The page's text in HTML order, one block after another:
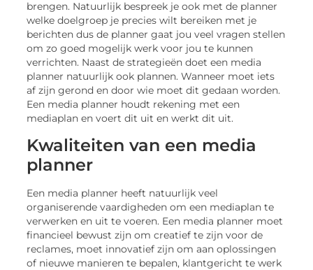
brengen. Natuurlijk bespreek je ook met de planner
welke doelgroep je precies wilt bereiken met je
berichten dus de planner gaat jou veel vragen stellen
om zo goed mogelijk werk voor jou te kunnen
verrichten. Naast de strategieën doet een media
planner natuurlijk ook plannen. Wanneer moet iets
af zijn gerond en door wie moet dit gedaan worden.
Een media planner houdt rekening met een
mediaplan en voert dit uit en werkt dit uit.
Kwaliteiten van een media
planner
Een media planner heeft natuurlijk veel
organiserende vaardigheden om een mediaplan te
verwerken en uit te voeren. Een media planner moet
financieel bewust zijn om creatief te zijn voor de
reclames, moet innovatief zijn om aan oplossingen
of nieuwe manieren te bepalen, klantgericht te werk